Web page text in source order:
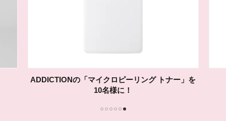
ADDICTIONの「マイクロピーリング トナー」を
10名様に！